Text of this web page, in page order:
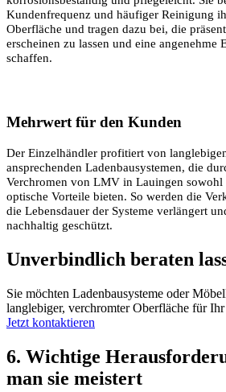
Kundenfrequenz und häufiger Reinigung
Oberfläche und tragen dazu bei, die
erscheinen zu lassen und eine angenehme
schaffen.
Mehrwert für den Kunden
Der Einzelhändler profitiert von
ansprechenden Ladenbausystemen, die
Verchromen von LMV in Lauingen sowohl
optische Vorteile bieten. So werden die
die Lebensdauer der Systeme verlängert
nachhaltig geschützt.
Unverbindlich beraten
Sie möchten Ladenbausysteme oder
langlebiger, verchromter Oberfläche für
Jetzt kontaktieren
6. Wichtige
man sie meistert